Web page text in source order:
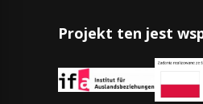
Projekt ten jest